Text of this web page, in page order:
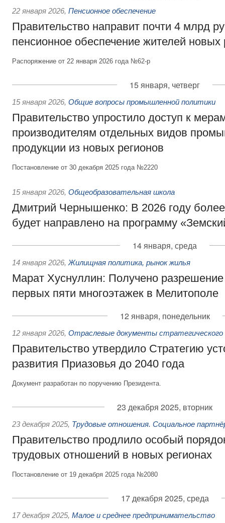
22 января 2026, Пенсионное обеспечение
Правительство направит почти 4 млрд
пенсионное обеспечение жителей новых
Распоряжение от 22 января 2026 года №62-р
15 января, четверг
15 января 2026, Общие вопросы промышленной политики
Правительство упростило доступ к
производителям отдельных видов
продукции из новых регионов
Постановление от 30 декабря 2025 года №2220
15 января 2026, Общеобразовательная школа
Дмитрий Чернышенко: В 2026 году
будет направлено на программу
14 января, среда
14 января 2026, Жилищная политика, рынок жилья
Марат Хуснуллин: Получено разрешение
первых пяти многоэтажек в Мелитополе
12 января, понедельник
12 января 2026, Отраслевые документы стратегического
Правительство утвердило Стратегию
развития Приазовья до 2040 года
Документ разработан по поручению Президента.
23 декабря 2025, вторник
23 декабря 2025, Трудовые отношения. Социальное
Правительство продлило особый
трудовых отношений в новых регионах
Постановление от 19 декабря 2025 года №2080
17 декабря 2025, среда
17 декабря 2025, Малое и среднее предпринимательство